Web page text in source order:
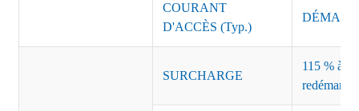
COURANT
D'ACCÈS (Typ.)
SURCHARGE
115 % à